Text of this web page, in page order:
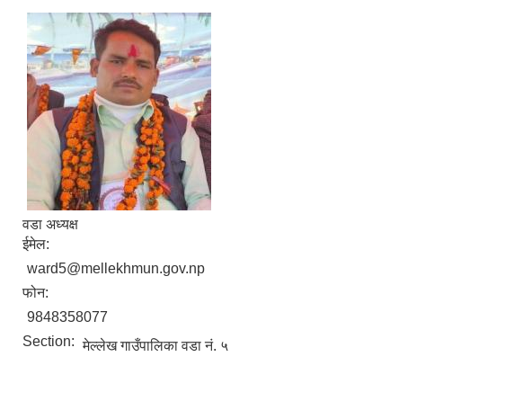
वडा अध्यक्ष
ईमेल:
ward5@mellekhmun.gov.np
फोन:
9848358077
Section: मेल्लेख गाउँपालिका वडा नं. ५